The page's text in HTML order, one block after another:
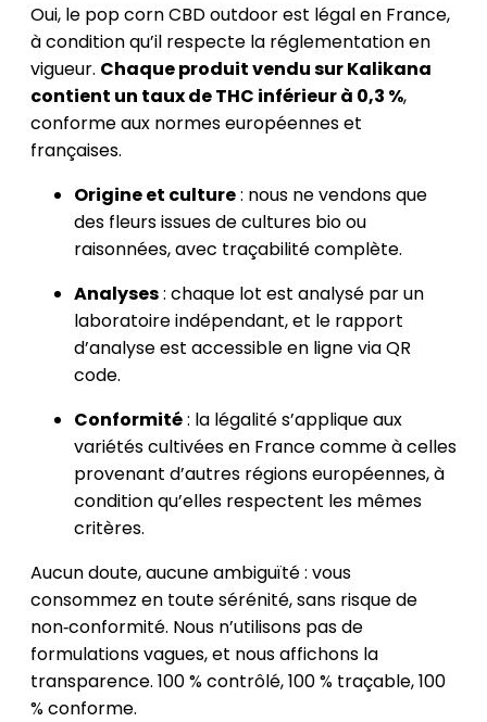
Oui, le pop corn CBD outdoor est légal en France,
à condition qu’il respecte la réglementation en
vigueur. Chaque produit vendu sur Kalikana
contient un taux de THC inférieur à 0,3 %,
conforme aux normes européennes et
françaises.
Origine et culture: nous ne vendons que
des fleurs issues de cultures bio ou
raisonnées, avec traçabilité complète.
Analyses: chaque lot est analysé par un
laboratoire indépendant, et le rapport
d’analyse est accessible en ligne via QR
code.
Conformité: la légalité s’applique aux
variétés cultivées en France comme à celles
provenant d’autres régions européennes, à
condition qu’elles respectent les mêmes
critères.
Aucun doute, aucune ambiguïté : vous
consommez en toute sérénité, sans risque de
non‑conformité. Nous n’utilisons pas de
formulations vagues, et nous affichons la
transparence. 100 % contrôlé, 100 % traçable, 100
% conforme.